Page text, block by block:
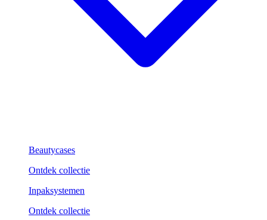
Beautycases
Ontdek collectie
Inpaksystemen
Ontdek collectie